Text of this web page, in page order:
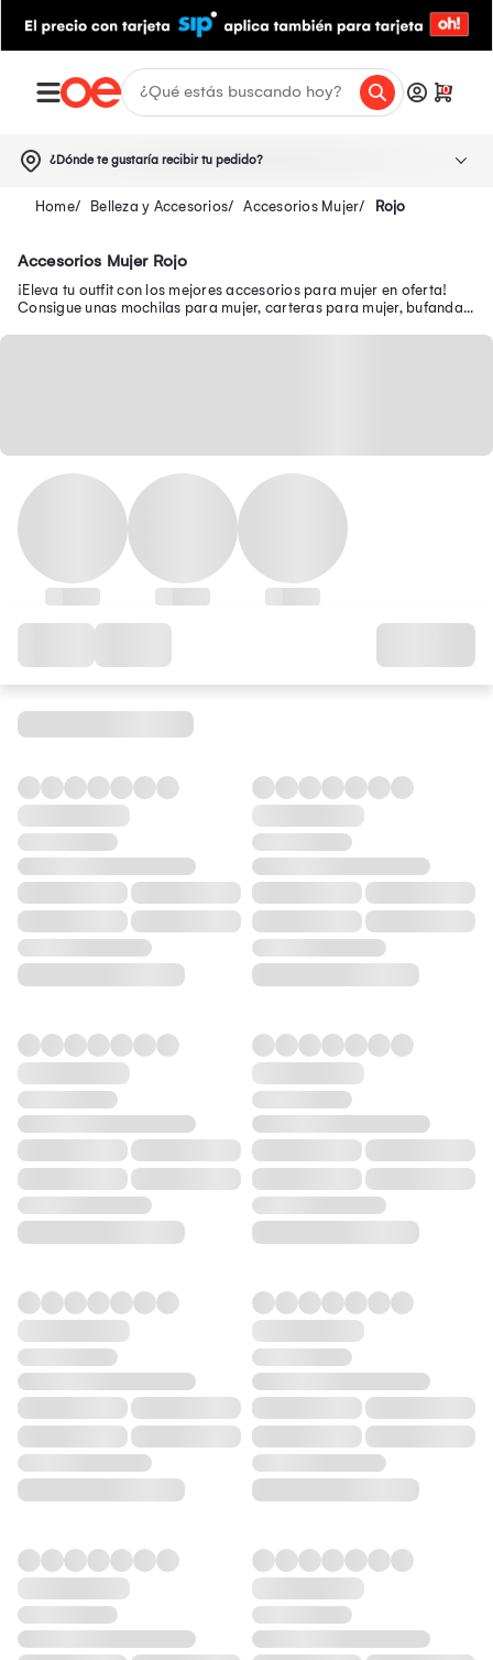
0
¿Dónde te gustaría recibir tu pedido?
Belleza y Accesorios Accesorios Mujer Rojo
Accesorios Mujer Rojo
¡Eleva tu outfit con los mejores accesorios para mujer en oferta!
Consigue unas mochilas para mujer, carteras para mujer, bufandas